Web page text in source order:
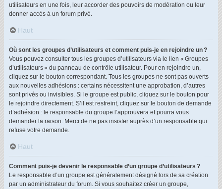
utilisateurs en une fois, leur accorder des pouvoirs de modération ou leur
donner accès à un forum privé.
Haut
Où sont les groupes d’utilisateurs et comment puis-je en rejoindre un ?
Vous pouvez consulter tous les groupes d’utilisateurs via le lien « Groupes
d’utilisateurs » du panneau de contrôle utilisateur. Pour en rejoindre un,
cliquez sur le bouton correspondant. Tous les groupes ne sont pas ouverts
aux nouvelles adhésions : certains nécessitent une approbation, d’autres
sont privés ou invisibles. Si le groupe est public, cliquez sur le bouton pour
le rejoindre directement. S’il est restreint, cliquez sur le bouton de demande
d’adhésion : le responsable du groupe l’approuvera et pourra vous
demander la raison. Merci de ne pas insister auprès d’un responsable qui
refuse votre demande.
Haut
Comment puis-je devenir le responsable d’un groupe d’utilisateurs ?
Le responsable d’un groupe est généralement désigné lors de sa création
par un administrateur du forum. Si vous souhaitez créer un groupe,